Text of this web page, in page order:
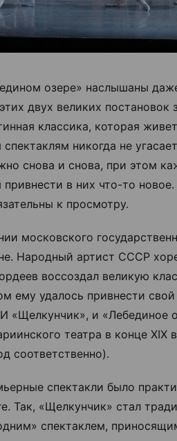
озере» наслышаны
двух великих
классика, которая
никогда не
снова и снова, при этом
в них что-то
к просмотру.
московского
Народный артист СССР
воссоздал великую
ему удалось привнести
«Щелкунчик», и «Лебединое
театра в конце XIX
соответственно).
спектакли было
Так, «Щелкунчик» стал
спектаклем,